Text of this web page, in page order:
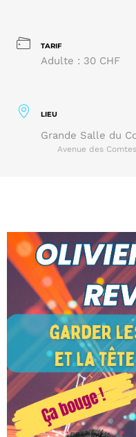
TARIF
Adulte : 30 CHF
LIEU
Grande Salle du
Avenue des